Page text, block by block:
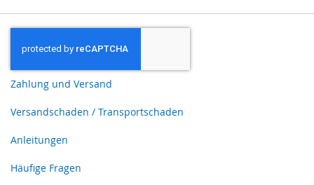
Zahlung und Versand
Versandschaden / Transportschaden
Anleitungen
Häufige Fragen